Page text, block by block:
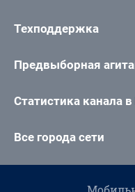
Техподдержка
Предвыборная
Статистика канала в
Все города сети